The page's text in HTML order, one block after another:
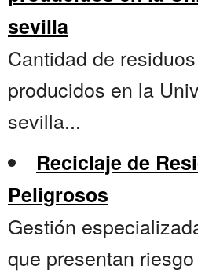
sevilla
Cantidad de
producidos en la
sevilla...
Reciclaje de
Peligrosos
Gestión
que presentan